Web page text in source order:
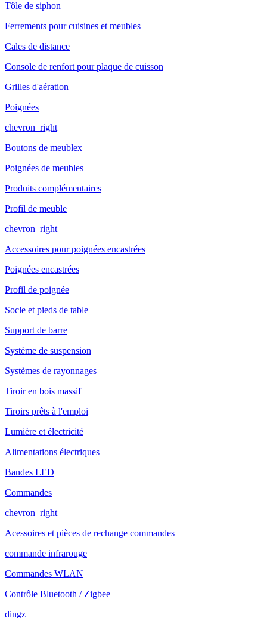
Tôle de siphon
Ferrements pour cuisines et meubles
Cales de distance
Console de renfort pour plaque de cuisson
Grilles d'aération
Poignées
chevron_right
Boutons de meublex
Poignées de meubles
Produits complémentaires
Profil de meuble
chevron_right
Accessoires pour poignées encastrées
Poignées encastrées
Profil de poignée
Socle et pieds de table
Support de barre
Système de suspension
Systèmes de rayonnages
Tiroir en bois massif
Tiroirs prêts à l'emploi
Lumière et électricité
Alimentations électriques
Bandes LED
Commandes
chevron_right
Acessoires et pièces de rechange commandes
commande infrarouge
Commandes WLAN
Contrôle Bluetooth / Zigbee
dingz